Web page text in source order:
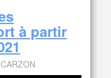
à partir